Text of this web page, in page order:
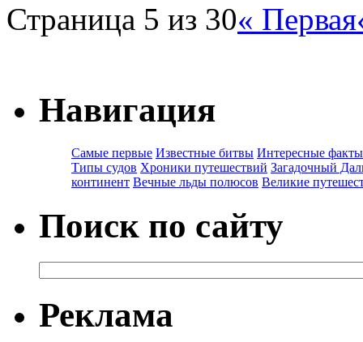
Страница 5 из 30« Первая
Навигация
Самые первые Известные битвы Интересные факты
Типы судов Хроники путешествий Загадочный
континент Вечные льды полюсов Великие
Поиск по сайту
Реклама